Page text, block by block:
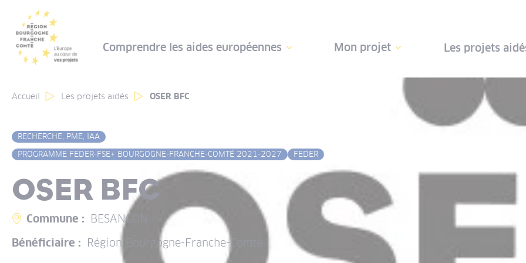
Comprendre les aides européennes Mon projet Les projets
Accueil Les projets aidés OSER BFC
RECHERCHE, PME, IAA
PROGRAMME FEDER-FSE+ BOURGOGNE-FRANCHE-COMTÉ 2021-2027
FEDER
OSER BFC
Commune : BESANCON
Bénéficiaire : Région Bourgogne-Franche-Comté